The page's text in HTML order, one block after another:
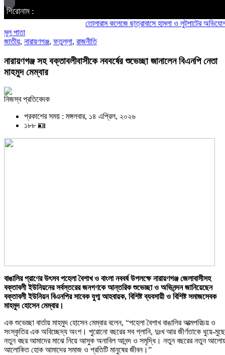
শিরোনাম :
তোলারাম কলেজে ছাত্রাবাসে হামলা ও লুটপাটের অভিযোগ
মূল পাতা
জাতীয়, নারায়ণগঞ্জ, ফতুল্লা, রাজনীতি
নারায়ণগঞ্জ সহ বক্তাবলীবাসীকে নববর্ষের শুভেচ্ছা জানালেন বিএনপি নেতা
মাহমুদ মেম্বার
নিজস্ব প্রতিবেদক
প্রকাশের সময় : মঙ্গলবার, ১৪ এপ্রিল, ২০২৬
১৮৮ 🪪
বাঙালির প্রাণের উৎসব পহেলা বৈশাখ ও বাংলা নববর্ষ উপলক্ষে নারায়ণগঞ্জ জেলাবাসীসহ
বক্তাবলী ইউনিয়নের সর্বস্তরের জনগণকে আন্তরিক শুভেচ্ছা ও অভিনন্দন জানিয়েছেন
বক্তাবলী ইউনিয়ন বিএনপির সাবেক যুগ্ম আহবায়ক, বিশিষ্ট ব্যবসায়ী ও বিশিষ্ট সমাজসেবক
মাহমুদ হোসেন মেম্বার।
এক শুভেচ্ছা বার্তায় মাহমুদ হোসেন মেম্বার বলেন, “পহেলা বৈশাখ বাঙালির আত্মপরিচয় ও
সংস্কৃতির এক অবিচ্ছেদ্য অংশ। পুরোনো বছরের সব গ্লানি, দুঃখ আর জীর্ণতাকে ধুয়ে-মুছে
নতুন বছর আমাদের মাঝে নিয়ে আসুক অনাবিল আনন্দ ও সমৃদ্ধি। নতুন বছরের নতুন
আলোকিত হোক আমাদের সমাজ ও প্রতিটি মানুষের জীবন।”